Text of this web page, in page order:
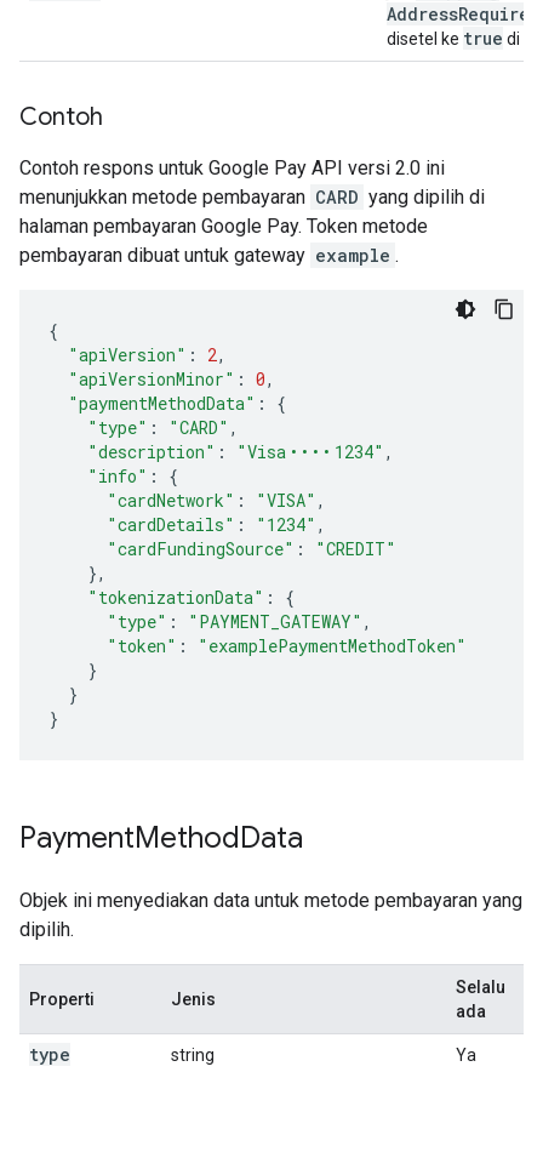
AddressRequired
disetel ke true di
Contoh
Contoh respons untuk Google Pay API versi 2.0 ini
menunjukkan metode pembayaran CARD yang dipilih di
halaman pembayaran Google Pay. Token metode
pembayaran dibuat untuk gateway example .
{
"apiVersion" : 2,
"apiVersionMinor" : 0,
"paymentMethodData" :
{
"type" : "CARD" ,
"description" : "Visa •••• 1234" ,
"info" :
{
"cardNetwork" : "VISA" ,
"cardDetails" : "1234" ,
"cardFundingSource" :
"CREDIT"
},
"tokenizationData" :
{
"type" : "PAYMENT_GATEWAY" ,
"token" :
"examplePaymentMethodToken"
}
}
}
PaymentMethodData
Objek ini menyediakan data untuk metode pembayaran yang
dipilih.
Properti Jenis
Selalu
ada
type string Ya